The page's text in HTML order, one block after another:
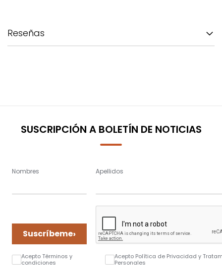
Reseñas
SUSCRIPCIÓN A BOLETÍN DE NOTICIAS
Nombres Apellidos
Suscríbeme›
Acepto Términos y
condiciones
Acepto Política de Privacidad y
Personales